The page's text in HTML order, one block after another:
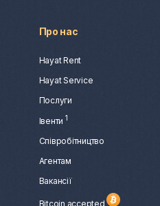
Про нас
Hayat Rent
Hayat Service
Послуги
Івенти 1
Співробітництво
Агентам
Вакансії
Bitcoin accepted